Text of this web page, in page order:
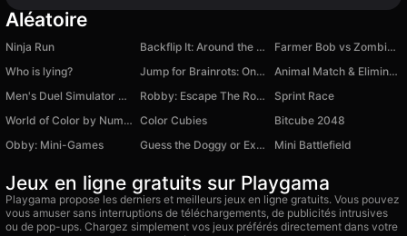
Aléatoire
Ninja Run Backflip It: Around the World!
Farmer Bob vs Zombies!
Who is lying?
Jump for Brainrots: Online
Animal Match & Eliminate
Men's Duel Simulator 3D
Robby: Escape The Rooms
Sprint Race
World of Color by Numbers Color Cubies
Bitcube 2048
Obby: Mini-Games
Guess the Doggy or Explode! 3D Obby Dress-Up Mini Battlefield
Jeux en ligne gratuits sur Playgama
Playgama propose les derniers et meilleurs jeux en ligne gratuits. Vous pouvez
vous amuser sans interruptions de téléchargements, de publicités intrusives
ou de pop-ups. Chargez simplement vos jeux préférés directement dans votre